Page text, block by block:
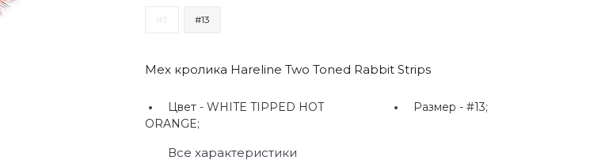
#13
Мех кролика Hareline Two Toned Rabbit Strips
Цвет - WHITE TIPPED HOT
ORANGE;
Размер -#13;
Все характеристики